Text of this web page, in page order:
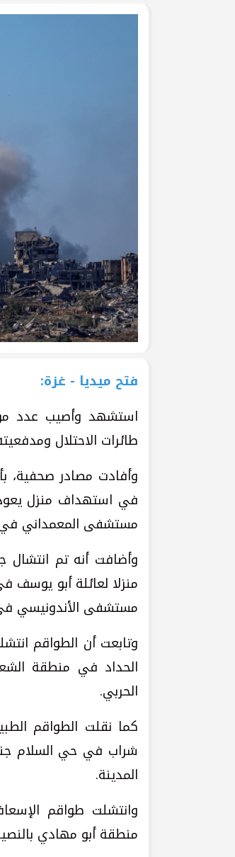
لتكريم
تيار
(العهد
تيار
يوم
بالصور:
قانون
فتح ميديا - غزة:
استشهد وأصيب عدد من
طائرات الاحتلال
في استهداف منزل
مستشفى المعمداني في
منزلا لعائلة أبو
مستشفى الأندونيسي
الحداد في منطقة
الحربي.
شراب في حي السلام
المدينة.
وانتشلت طواقم
منطقة أبو مهادي